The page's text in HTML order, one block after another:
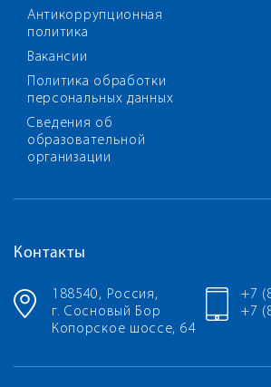
Антикоррупционная
политика
Вакансии
Политика обработки
персональных данных
Сведения об
образовательной
организации
Контакты
188540, Россия,
г. Сосновый Бор
Копорское шоссе, 64
+7
+7